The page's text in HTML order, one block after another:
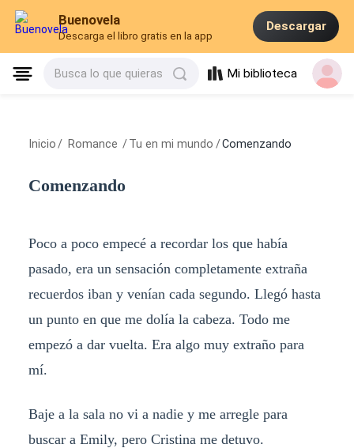
Buenovela
Descarga el libro gratis en la app
Descargar
Busca lo que quieras Mi biblioteca
Inicio / Romance /Tu en mi mundo /Comenzando
Comenzando
Poco a poco empecé a recordar los que había
pasado, era un sensación completamente extraña
recuerdos iban y venían cada segundo. Llegó hasta
un punto en que me dolía la cabeza. Todo me
empezó a dar vuelta. Era algo muy extraño para
mí.
Baje a la sala no vi a nadie y me arregle para
buscar a Emily, pero Cristina me detuvo.